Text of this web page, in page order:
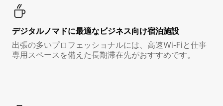
デジタルノマド⁠に最⁠適⁠なビ⁠ジ⁠ネ⁠ス⁠向⁠け宿⁠泊⁠施⁠設
出張の多いプロフェッショナルには、高速Wi-Fiと仕事
専用スペースを備えた長期滞在先がおすすめです。